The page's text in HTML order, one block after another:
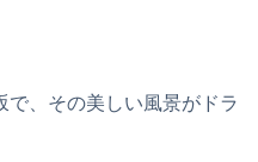
、その美しい風景がドラ